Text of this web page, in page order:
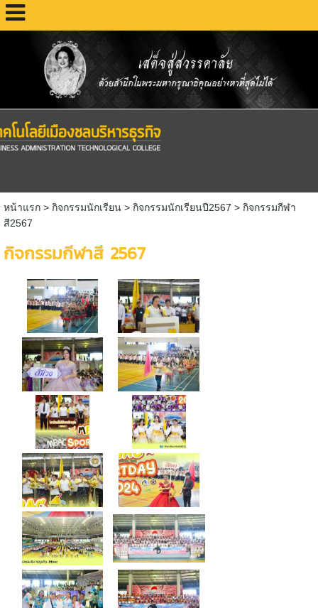
หน้าแรก> กิจกรรมนักเรียน > กิจกรรมนักเรียนปี2567 > กิจกรรมกีฬา
สี2567
กิจกรรมกีฬาสี 2567